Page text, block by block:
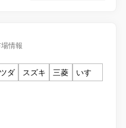
情報
ダ スズキ 三菱
いすゞ